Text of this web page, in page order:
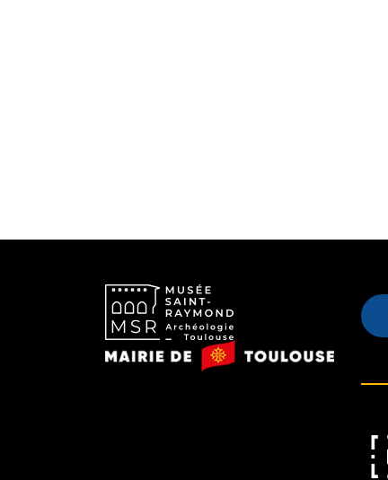
Musée
Mairie
de